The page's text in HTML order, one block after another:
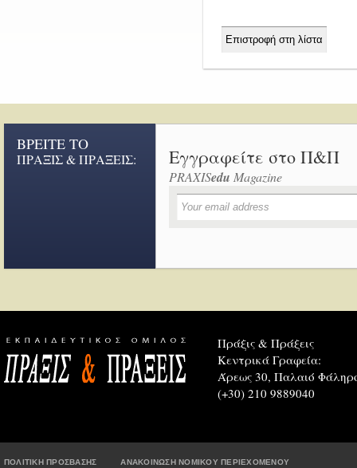
ΒΡΕΙΤΕ ΤΟ
ΠΡΑΞΙΣ & ΠΡΑΞΕΙΣ: Εγγραφείτε στο Π&Π
PRAXISedu Magazine
Πράξις & Πράξεις
Κεντρικά Γραφεία:
Άρεως 30, Παλαιό
(+30) 210 9889040
ΠΟΛΙΤΙΚΗ ΠΡΟΣΒΑΣΗΣ ΑΝΑΚΟΙΝΩΣΗ ΝΟΜΙΚΟΥ ΠΕΡΙΕΧΟΜΕΝΟΥ